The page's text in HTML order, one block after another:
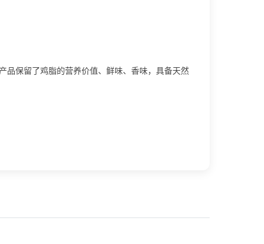
品保留了鸡脂的营养价值、鲜味、香味，具备天然